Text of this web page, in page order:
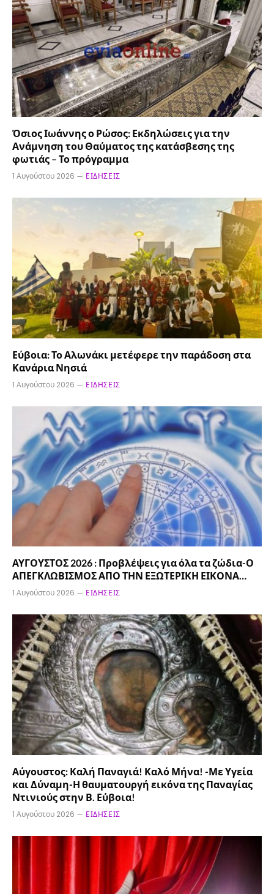
Όσιος Ιωάννης ο Ρώσος: Εκδηλώσεις για την
Ανάμνηση του Θαύματος της κατάσβεσης της
φωτιάς – Το πρόγραμμα
1 Αυγούστου 2026 ΕΙΔΉΣΕΙΣ
Εύβοια: Το Αλωνάκι μετέφερε την παράδοση στα
Κανάρια Νησιά
1 Αυγούστου 2026 ΕΙΔΉΣΕΙΣ
ΑΥΓΟΥΣΤΟΣ 2026 : Προβλέψεις για όλα τα ζώδια-Ο
ΑΠΕΓΚΛΩΒΙΣΜΟΣ ΑΠΟ ΤΗΝ ΕΞΩΤΕΡΙΚΗ ΕΙΚΟΝΑ…
1 Αυγούστου 2026 ΕΙΔΉΣΕΙΣ
Αύγουστος: Καλή Παναγιά! Καλό Μήνα! -Με Υγεία
και Δύναμη-Η θαυματουργή εικόνα της Παναγίας
Ντινιούς στην Β. Εύβοια!
1 Αυγούστου 2026 ΕΙΔΉΣΕΙΣ